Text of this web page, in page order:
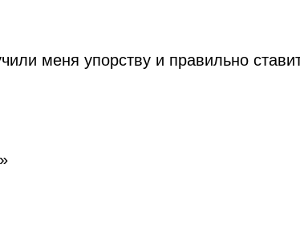
меня упорству и правильно